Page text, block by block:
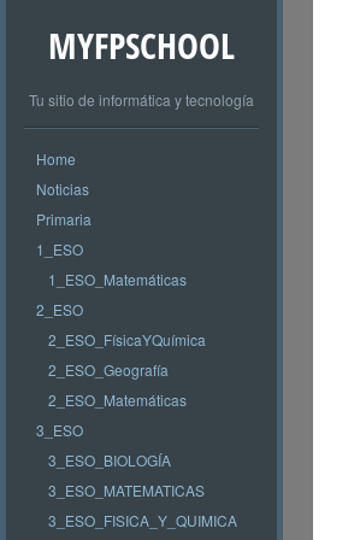
MYFPSCHOOL
Tu sitio de informática y tecnología
Home
Noticias
Primaria
1_ESO
1_ESO_Matemáticas
2_ESO
2_ESO_FísicaYQuímica
2_ESO_Geografía
2_ESO_Matemáticas
3_ESO
3_ESO_BIOLOGÍA
3_ESO_MATEMATICAS
3_ESO_FISICA_Y_QUIMICA